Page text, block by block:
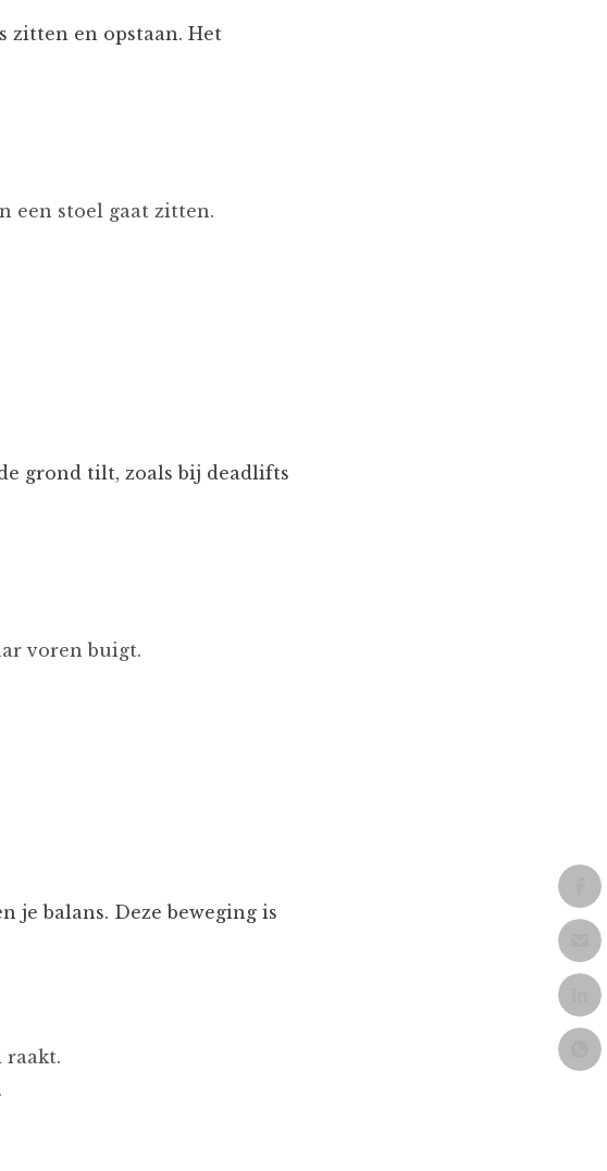
zitten en opstaan. Het
een stoel gaat zitten.
grond tilt, zoals bij deadlifts
voren buigt.
je balans. Deze beweging is
raakt.